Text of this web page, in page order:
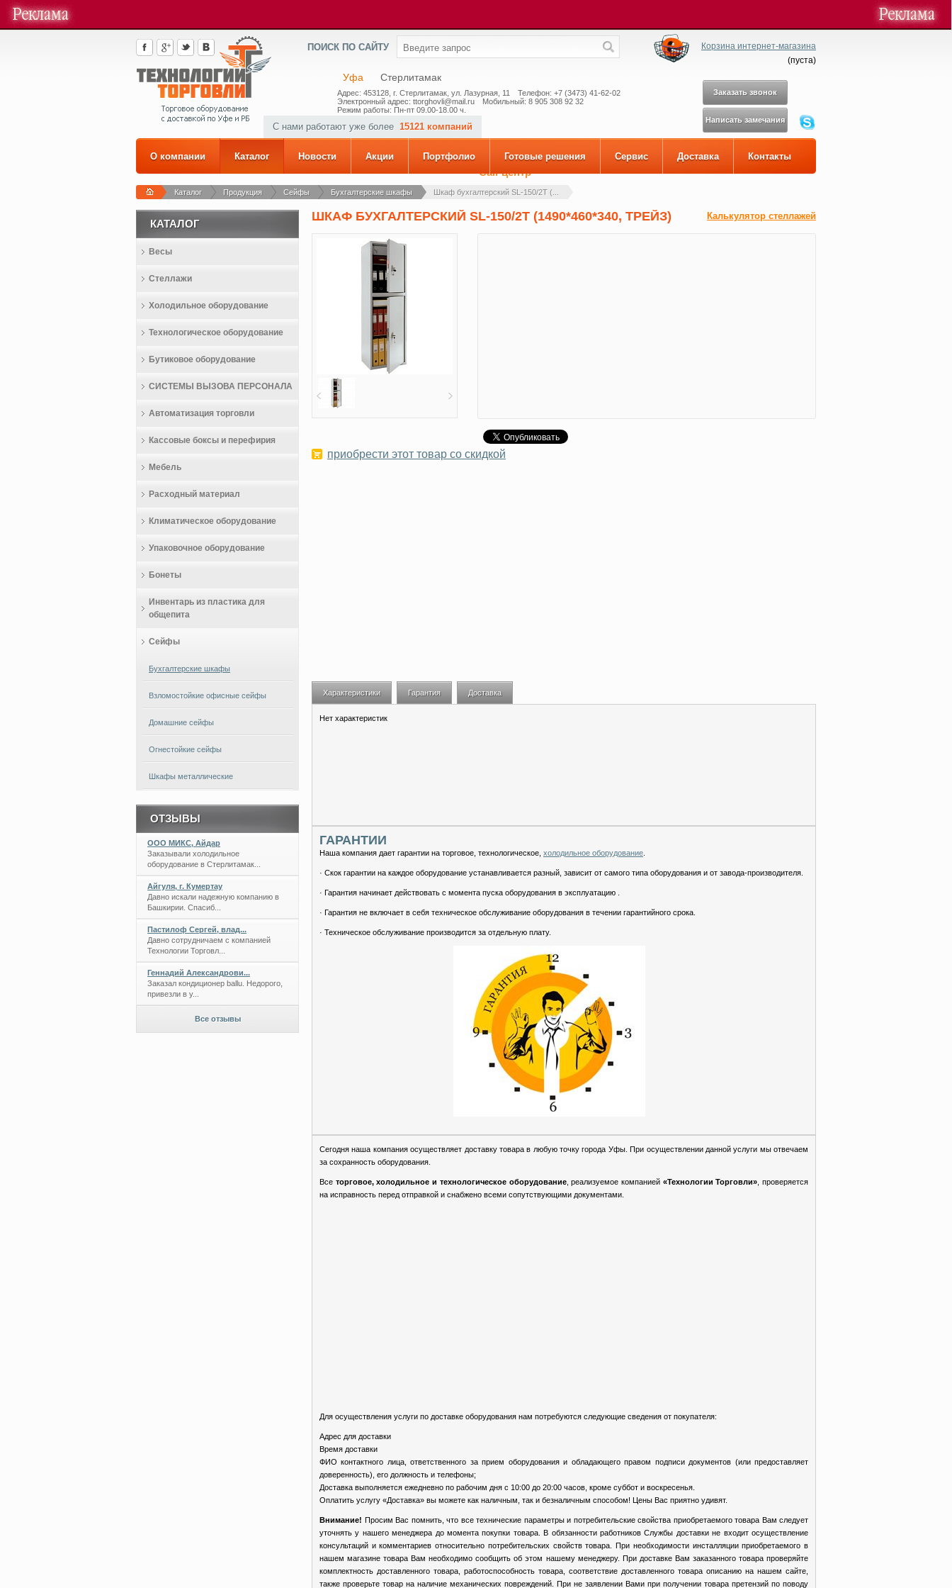
ПОИСК ПО САЙТУ
Корзина интернет-магазина
(пуста)
Уфа Стерлитамак
Адрес: 453128, г. Стерлитамак, ул. Лазурная, 11
Телефон: +7 (3473) 41-62-02
Электронный адрес: ttorghovli@mail.ru
Мобильный: 8 905 308 92 32
Режим работы: Пн-пт 09.00-18.00 ч.
Заказать звонок
Написать замечания
Call-центр
С нами работают уже более 15121 компаний
О компании Каталог Новости Акции Портфолио Готовые решения Сервис Доставка Контакты
Каталог Продукция Сейфы Бухгалтерские шкафы Шкаф бухгалтерский SL-150/2T (...
Калькулятор стеллажей
ШКАФ БУХГАЛТЕРСКИЙ SL-150/2T (1490*460*340, ТРЕЙЗ)
приобрести этот товар со скидкой
Характеристики Гарантия Доставка
Нет характеристик
ГАРАНТИИ
Наша компания дает гарантии на торговое, технологическое, холодильное оборудование
· Скок гарантии на каждое оборудование устанавливается разный, зависит от самого типа оборудования и от завода-производителя.
· Гарантия начинает действовать с момента пуска оборудования в эксплуатацию .
· Гарантия не включает в себя техническое обслуживание оборудования в течении гарантийного срока.
· Техническое обслуживание производится за отдельную плату.
Сегодня наша компания осуществляет доставку товара в любую точку города Уфы. При осуществлении данной услуги мы отвечаем
за сохранность оборудования.
Все торговое, холодильное и технологическое оборудование, реализуемое компанией «Технологии Торговли» , проверяется
на исправность перед отправкой и снабжено всеми сопутствующими документами.
Для осуществления услуги по доставке оборудования нам потребуются следующие сведения от покупателя:
Адрес для доставки
Время доставки
ФИО контактного лица, ответственного за прием оборудования и обладающего правом подписи документов (или предоставляет
доверенность), его должность и телефоны;
Доставка выполняется ежедневно по рабочим дня с 10:00 до 20:00 часов, кроме суббот и воскресенья.
Оплатить услугу «Доставка» вы можете как наличным, так и безналичным способом! Цены Вас приятно удивят.
Внимание! Просим Вас помнить, что все технические параметры и потребительские свойства приобретаемого товара Вам следует
уточнять у нашего менеджера до момента покупки товара. В обязанности работников Службы доставки не входит осуществление
консультаций и комментариев относительно потребительских свойств товара. При необходимости инсталляции приобретаемого в
нашем магазине товара Вам необходимо сообщить об этом нашему менеджеру. При доставке Вам заказанного товара проверяйте
комплектность доставленного товара, работоспособность товара, соответствие доставленного товара описанию на нашем сайте,
также проверьте товар на наличие механических повреждений. При не заявлении Вами при получении товара претензий по поводу
КАТАЛОГ
Весы
Стеллажи
Холодильное оборудование
Технологическое оборудование
Бутиковое оборудование
СИСТЕМЫ ВЫЗОВА ПЕРСОНАЛА
Автоматизация торговли
Кассовые боксы и перефирия
Мебель
Расходный материал
Климатическое оборудование
Упаковочное оборудование
Бонеты
Инвентарь из пластика для
общепита
Сейфы
Бухгалтерские шкафы
Взломостойкие офисные сейфы
Домашние сейфы
Огнестойкие сейфы
Шкафы металлические
ОТЗЫВЫ
ООО МИКС, Айдар
Заказывали холодильное
оборудование в Стерлитамак...
Айгуля, г. Кумертау
Давно искали надежную компанию в
Башкирии. Спасиб...
Пастилоф Сергей, влад...
Давно сотрудничаем с компанией
Технологии Торговл...
Геннадий Александрови...
Заказал кондиционер ballu. Недорого,
привезли в у...
Все отзывы